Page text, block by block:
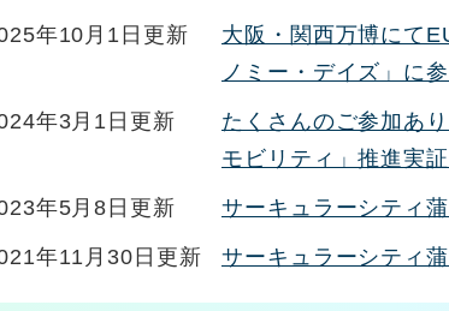
年10月1日更新
大阪・関西万博にて
ノミー・デイズ」に
年3月1日更新
たくさんのご参加あ
モビリティ」推進実
年5月8日更新 サーキュラーシティ
年11月30日更新 サーキュラーシティ